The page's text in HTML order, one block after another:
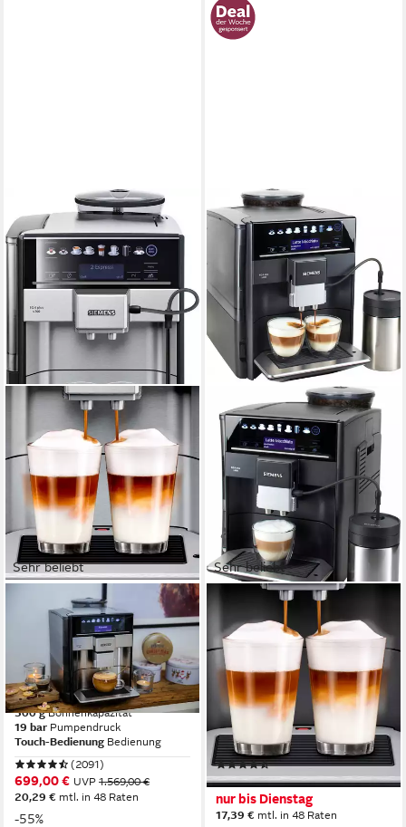
Sehr beliebt
Kaffeevollautomat EQ6 plus
s700 TE657503DE,
Doppeltassenfunktion,
Keramikmahlwerk
300 g Bohnenkapazität
19 bar Pumpendruck
Touch-Bedienung Bedienung
(2091)
699,00 € UVP 1.569,00 €
20,29 € mtl. in 48 Raten
-55%
Sehr beliebt
Kaffeevollautomat EQ6 plus
s400 TE654509DE,
Doppeltassenfunktion,
Keramikmahlwerk
300 g Bohnenkapazität
15 bar
Pumpendruck
Touch-Bedienung Bedienung
(3965)
599,00 € UVP1.409,00 €
nur bis Dienstag
17,39 € mtl. in 48 Raten